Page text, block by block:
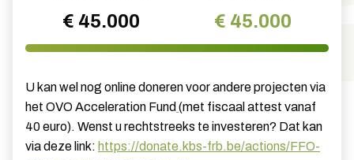
€ 45.000 € 45.000
U kan wel nog online doneren voor andere projecten via
het OVO Acceleration Fund (met fiscaal attest vanaf
40 euro). Wenst u rechtstreeks te investeren? Dat kan
via deze link: https://donate.kbs-frb.be/actions/FFO-